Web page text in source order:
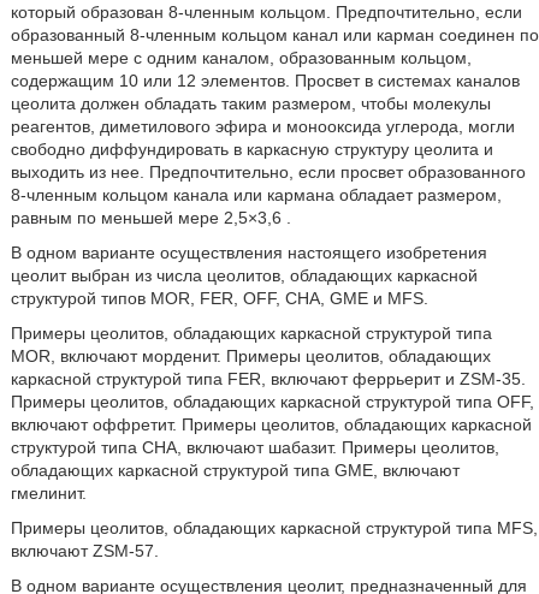
который образован 8-членным кольцом. Предпочтительно, если
образованный 8-членным кольцом канал или карман соединен по
меньшей мере с одним каналом, образованным кольцом,
содержащим 10 или 12 элементов. Просвет в системах каналов
цеолита должен обладать таким размером, чтобы молекулы
реагентов, диметилового эфира и монооксида углерода, могли
свободно диффундировать в каркасную структуру цеолита и
выходить из нее. Предпочтительно, если просвет образованного
8-членным кольцом канала или кармана обладает размером,
равным по меньшей мере 2,5×3,6
В одном варианте осуществления настоящего изобретения
цеолит выбран из числа цеолитов, обладающих каркасной
структурой типов MOR, FER, OFF, СНА, GME и MFS.
Примеры цеолитов, обладающих каркасной структурой типа
MOR, включают морденит. Примеры цеолитов, обладающих
каркасной структурой типа FER, включают феррьерит и ZSM-35.
Примеры цеолитов, обладающих каркасной структурой типа OFF,
включают оффретит. Примеры цеолитов, обладающих каркасной
структурой типа СНА, включают шабазит. Примеры цеолитов,
обладающих каркасной структурой типа GME, включают
гмелинит.
Примеры цеолитов, обладающих каркасной структурой типа MFS,
включают ZSM-57.
В одном варианте осуществления цеолит, предназначенный для